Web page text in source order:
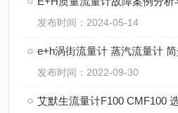
发布时间：2024-05-14
e+h涡街流量计 蒸汽流量计 简
发布时间：2022-09-30
艾默生流量计F100 CMF100